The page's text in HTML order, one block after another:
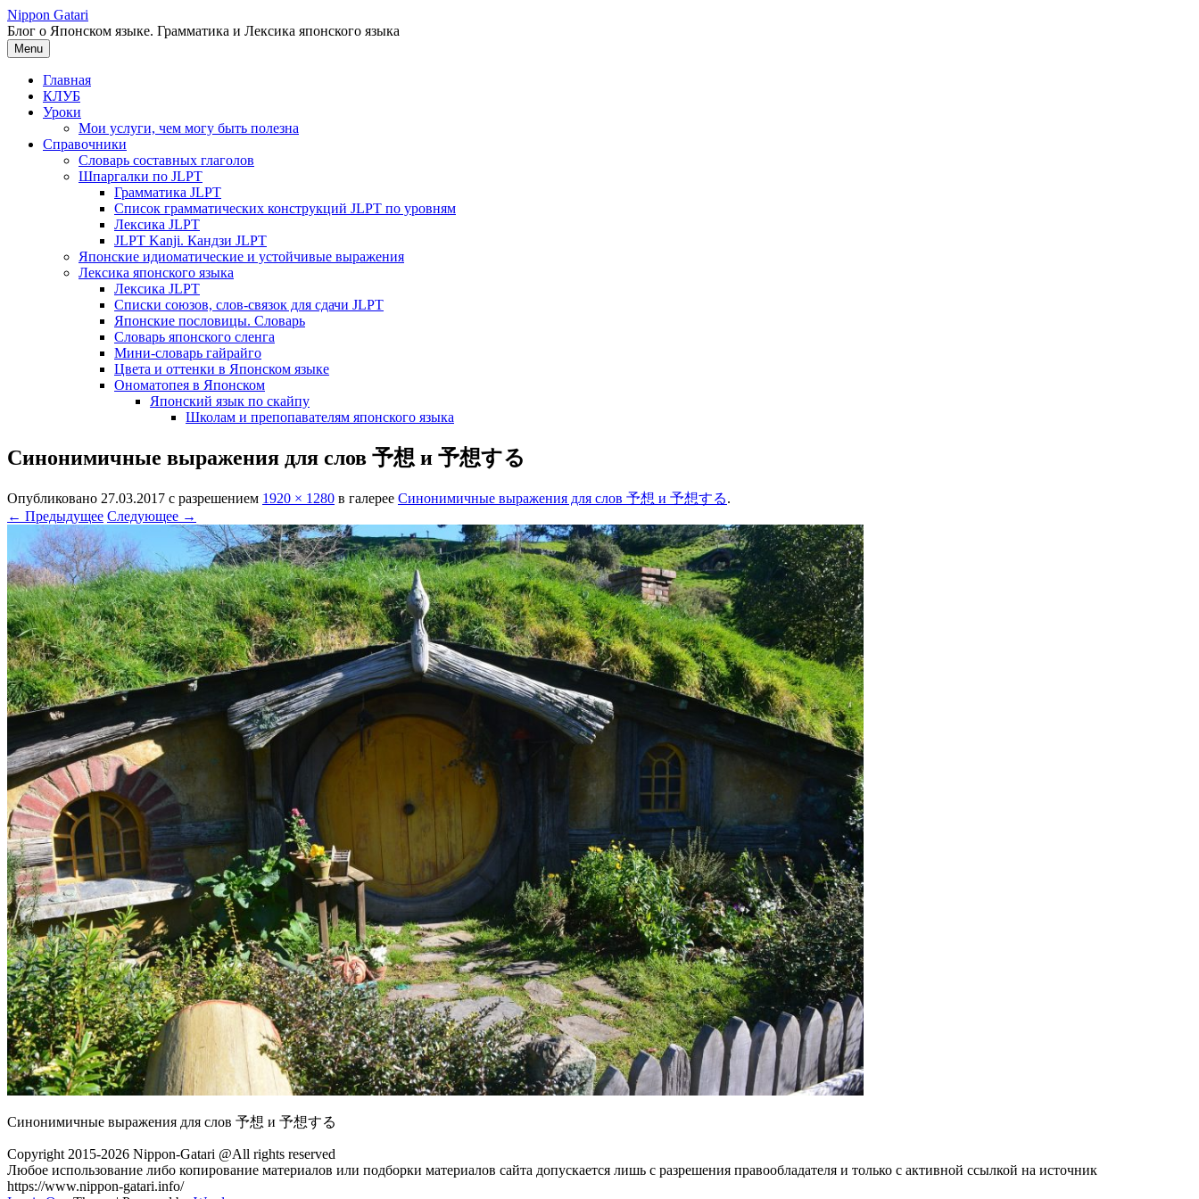
Перейти
к
содержимому
Nippon Gatari
Блог о Японском языке. Грамматика и Лексика японского языка
Menu
Главная
КЛУБ
Уроки
Мои услуги, чем могу быть полезна
Справочники
Словарь составных глаголов
Шпаргалки по JLPT
Грамматика JLPT
Список грамматических конструкций JLPT по уровням
Лексика JLPT
JLPT Kanji. Кандзи JLPT
Японские идиоматические и устойчивые выражения
Лексика японского языка
Лексика JLPT
Списки союзов, слов-связок для сдачи JLPT
Японские пословицы. Словарь
Словарь японского сленга
Мини-словарь гайрайго
Цвета и оттенки в Японском языке
Ономатопея в Японском
Японский язык по скайпу
Школам и препопавателям японского языка
Синонимичные выражения для слов 予想 и 予想する
Опубликовано 27.03.2017 с разрешением 1920 × 1280 в галерее Синонимичные выражения для слов 予想 и 予想する.
← Предыдущее Следующее →
Синонимичные выражения для слов 予想 и 予想する
Copyright 2015-2026 Nippon-Gatari @All rights reserved
Любое использование либо копирование материалов или подборки материалов сайта допускается лишь с разрешения правообладателя и только с активной ссылкой на источник
https://www.nippon-gatari.info/